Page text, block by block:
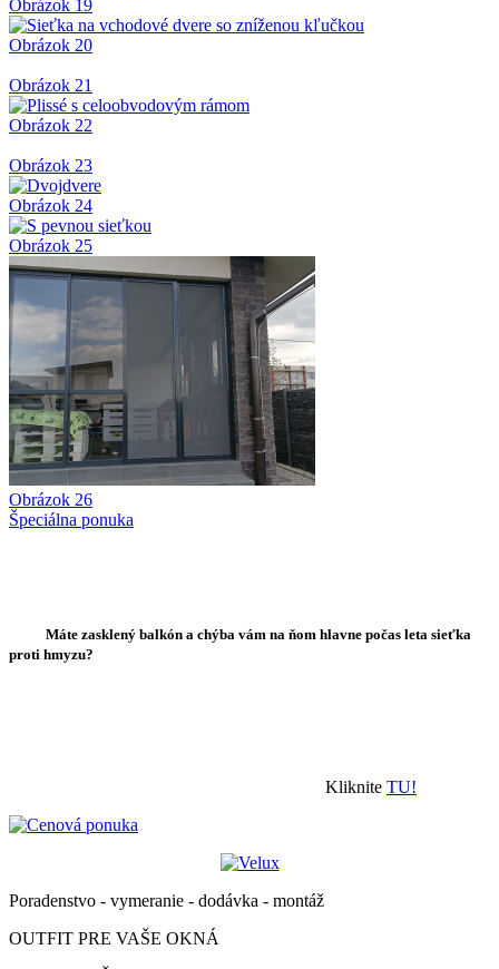
Obrázok 19
Obrázok 20
Obrázok 21
Obrázok 22
Obrázok 23
Obrázok 24
Obrázok 25
Obrázok 26
Špeciálna ponuka
Máte zasklený balkón a chýba vám na ňom hlavne počas leta sieťka
proti hmyzu?
Kliknite TU!
Poradenstvo - vymeranie - dodávka - montáž
OUTFIT PRE VAŠE OKNÁ